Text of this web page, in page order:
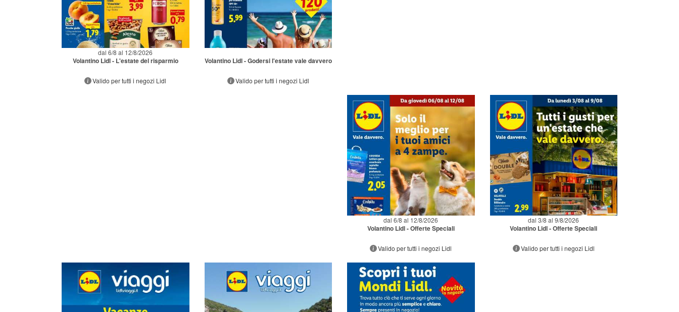
dal 6/8 al 12/8/2026
Volantino Lidl - L'estate del risparmio
Valido per tutti i negozi Lidl
Volantino Lidl - Godersi l'estate vale davvero
Valido per tutti i negozi Lidl
dal 6/8 al 12/8/2026
Volantino Lidl - Offerte Speciali
Valido per tutti i negozi Lidl
dal 3/8 al 9/8/2026
Volantino Lidl - Offerte Speciali
Valido per tutti i negozi Lidl